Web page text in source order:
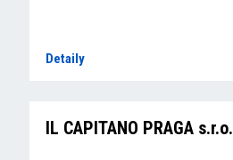
Detaily
IL CAPITANO PRAGA s.r.o.